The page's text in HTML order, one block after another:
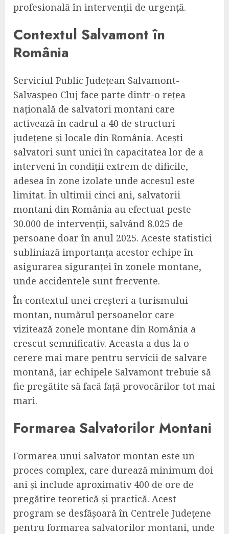
profesională în intervenții de urgență.
Contextul Salvamont în
România
Serviciul Public Județean Salvamont-
Salvaspeo Cluj face parte dintr-o rețea
națională de salvatori montani care
activează în cadrul a 40 de structuri
județene și locale din România. Acești
salvatori sunt unici în capacitatea lor de a
interveni în condiții extrem de dificile,
adesea în zone izolate unde accesul este
limitat. În ultimii cinci ani, salvatorii
montani din România au efectuat peste
30.000 de intervenții, salvând 8.025 de
persoane doar în anul 2025. Aceste statistici
subliniază importanța acestor echipe în
asigurarea siguranței în zonele montane,
unde accidentele sunt frecvente.
În contextul unei creșteri a turismului
montan, numărul persoanelor care
vizitează zonele montane din România a
crescut semnificativ. Aceasta a dus la o
cerere mai mare pentru servicii de salvare
montană, iar echipele Salvamont trebuie să
fie pregătite să facă față provocărilor tot mai
mari.
Formarea Salvatorilor Montani
Formarea unui salvator montan este un
proces complex, care durează minimum doi
ani și include aproximativ 400 de ore de
pregătire teoretică și practică. Acest
program se desfășoară în Centrele Județene
pentru formarea salvatorilor montani, unde